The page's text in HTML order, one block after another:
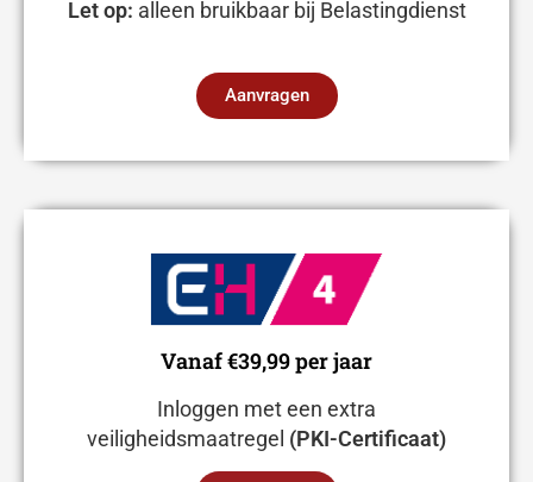
Let op: alleen bruikbaar bij Belastingdienst
Aanvragen
Vanaf €39,99 per jaar
Inloggen met een extra
veiligheidsmaatregel (PKI-Certificaat)